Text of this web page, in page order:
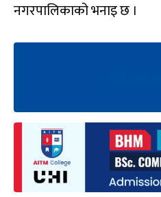
नगरपालिकाको भनाइ छ ।